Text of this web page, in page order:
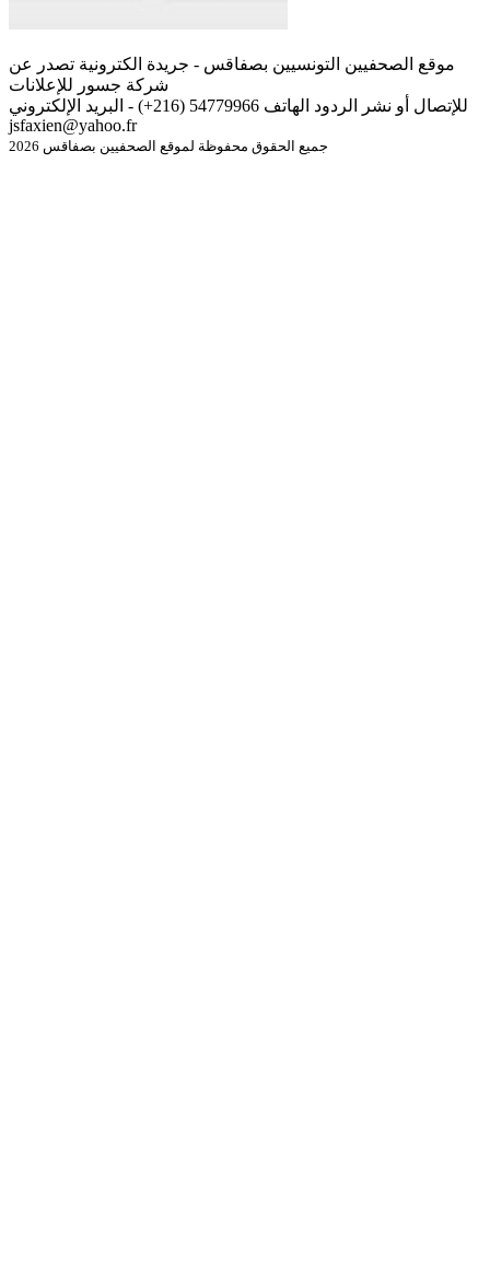
موقع الصحفيين التونسيين بصفاقس - جريدة الكترونية تصدر عن
شركة جسور للإعلانات
للإتصال أو نشر الردود الهاتف 54779966 (216+) - البريد الإلكتروني
jsfaxien@yahoo.fr
جميع الحقوق محفوظة لموقع الصحفيين بصفاقس 2026